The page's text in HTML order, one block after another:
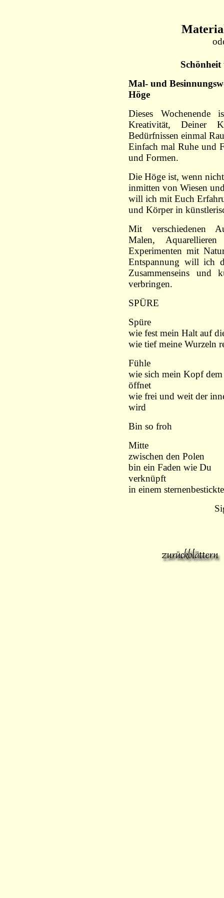
Mal- und
Höge
Dieses
Kreativität, Deiner
Bedürfnissen einmal
Einfach mal Ruhe und
und Formen.
Die Höge ist, wenn
inmitten von Wiesen
will ich mit Euch
und Körper in
Mit verschiedenen
Malen,
Experimenten mit
Entspannung will ich
Zusammenseins und
verbringen.
SPÜRE
Spüre
wie fest mein Halt auf
wie tief meine Wurzeln
Fühle
wie sich mein Kopf
öffnet
wie frei und weit der
wird
Bin so froh
Mitte
zwischen den Polen
bin ein Faden wie Du
verknüpft
in einem